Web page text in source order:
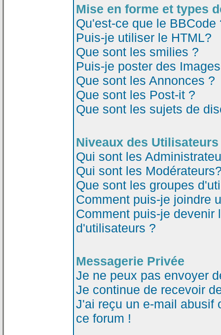
Mise en forme et types
Qu'est-ce que le BBCode
Puis-je utiliser le HTML?
Que sont les smilies ?
Puis-je poster des
Que sont les Annonces ?
Que sont les Post-it ?
Que sont les sujets de
Niveaux des
Qui sont les
Qui sont les
Que sont les groupes
Comment puis-je joindre
Comment puis-je devenir
d'utilisateurs ?
Messagerie Privée
Je ne peux pas envoyer
Je continue de recevoir
J'ai reçu un e-mail abusif
ce forum !